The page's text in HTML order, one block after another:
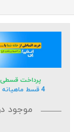
پرداخت
4 قسط ماهیانه بدون کارمزد
موجود در